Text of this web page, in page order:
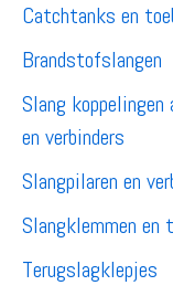
Catchtanks en
Brandstofslangen
Slang koppelingen
en verbinders
Slangpilaren en
Slangklemmen en
Terugslagklepjes